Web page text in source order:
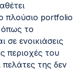
πλούσιο portfolio
όπως το
σε ενοικιάσεις
περιοχές του
πελάτες της δεν